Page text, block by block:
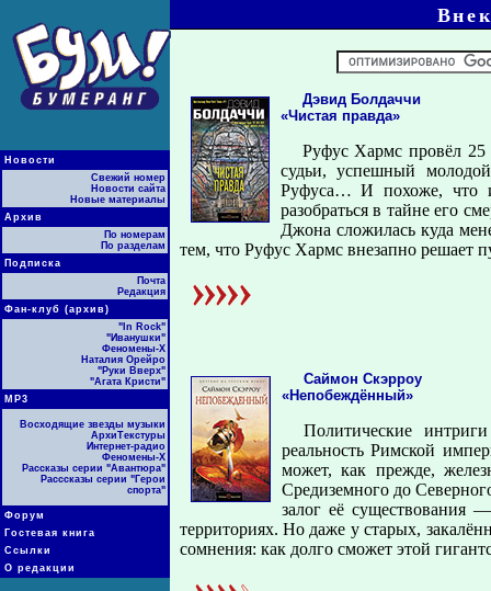
Новости
Свежий номер
Новости сайта
Новые материалы
Архив
По номерам
По разделам
Подписка
Почта
Редакция
Фан-клуб (архив)
"In Rock"
"Иванушки"
Феномены-Х
Наталия Орейро
"Руки Вверх"
"Агата Кристи"
МР3
Восходящие звезды музыки
АрхиТекстуры
Интернет-радио
Феномены-Х
Рассказы серии "Авантюра"
Расссказы серии "Герои
спорта"
Форум
Гостевая книга
Ссылки
О редакции
Дэвид Болдаччи
«Чистая правда»
Руфус Хармс провёл
судьи, успешный
Руфуса… И похоже, что
разобраться в тайне его
Джона сложилась куда
тем, что Руфус Хармс внезапно решает
Саймон Скэрроу
«Непобеждённый»
Политические
реальность Римской
может, как прежде,
Средиземного до
залог её существования
территориях. Но даже у старых,
сомнения: как долго сможет этой